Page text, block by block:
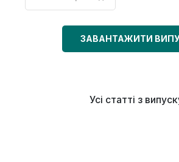
ЗАВАНТАЖИТИ
Усі статті з